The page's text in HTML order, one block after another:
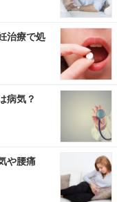
治療で処
病気？
や腰痛